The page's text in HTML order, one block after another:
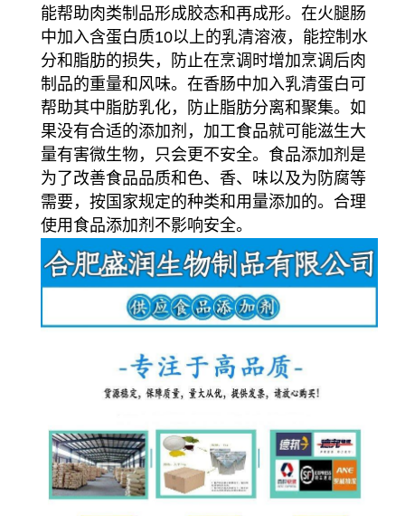
能帮助肉类制品形成胶态和再成形。在火腿肠
中加入含蛋白质10以上的乳清溶液，能控制水
分和脂肪的损失，防止在烹调时增加烹调后肉
制品的重量和风味。在香肠中加入乳清蛋白可
帮助其中脂肪乳化，防止脂肪分离和聚集。如
果没有合适的添加剂，加工食品就可能滋生大
量有害微生物，只会更不安全。食品添加剂是
为了改善食品品质和色、香、味以及为防腐等
需要，按国家规定的种类和用量添加的。合理
使用食品添加剂不影响安全。